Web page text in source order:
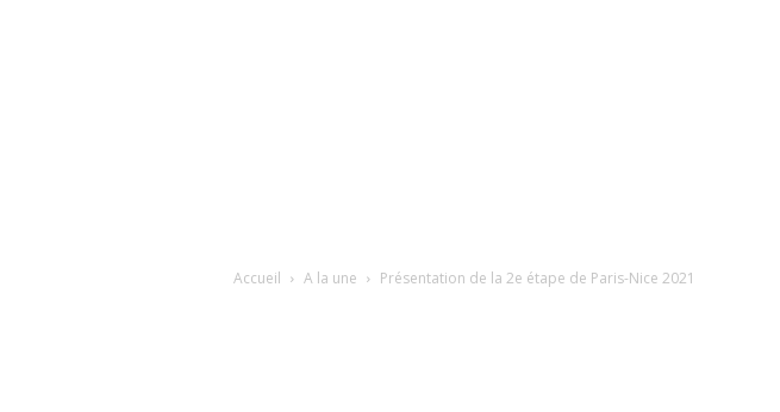
Accueil A la une Présentation de la 2e étape de Paris-Nice 2021